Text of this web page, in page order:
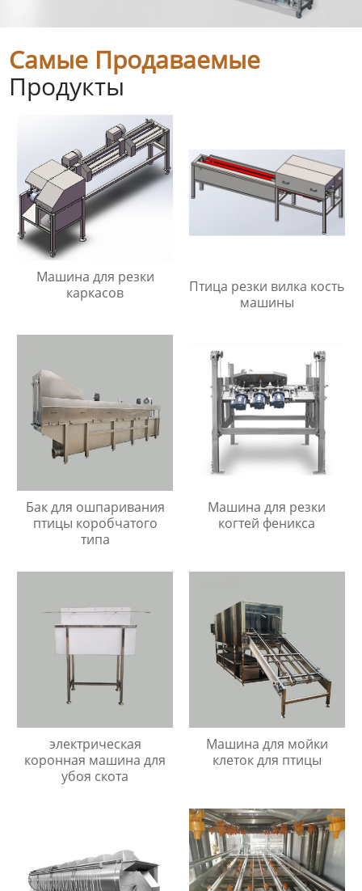
Самые Продаваемые
Продукты
Машина для резки
каркасов
Птица резки вилка кость
машины
Бак для ошпаривания
птицы коробчатого
типа
Машина для резки
когтей феникса
электрическая
коронная машина для
убоя скота
Машина для мойки
клеток для птицы